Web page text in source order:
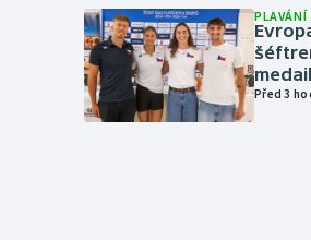
PLAVÁNÍ
Před 3